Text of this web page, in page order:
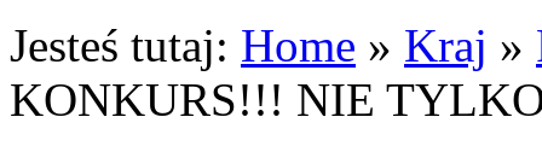
Jesteś tutaj: Home » Kraj »
KONKURS!!! NIE